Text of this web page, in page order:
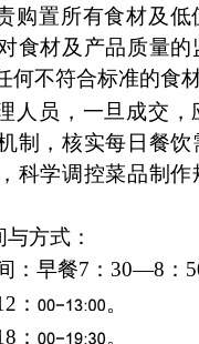
购置所有食材及低
食材及产品质量的
何不符合标准的食材
人员，一旦成交，
制，核实每日餐
科学调控菜品制
方式：
：早餐7：30—8：
：
。
：
。